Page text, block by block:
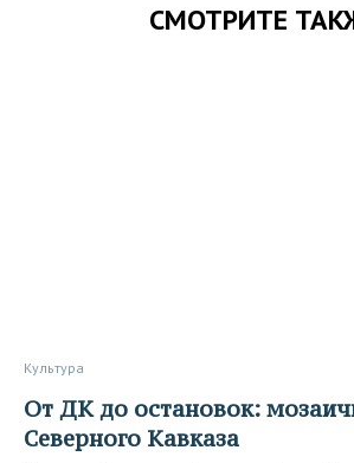
СМОТРИТЕ
Культура
От ДК до остановок: мозаичное наследие
Северного Кавказа